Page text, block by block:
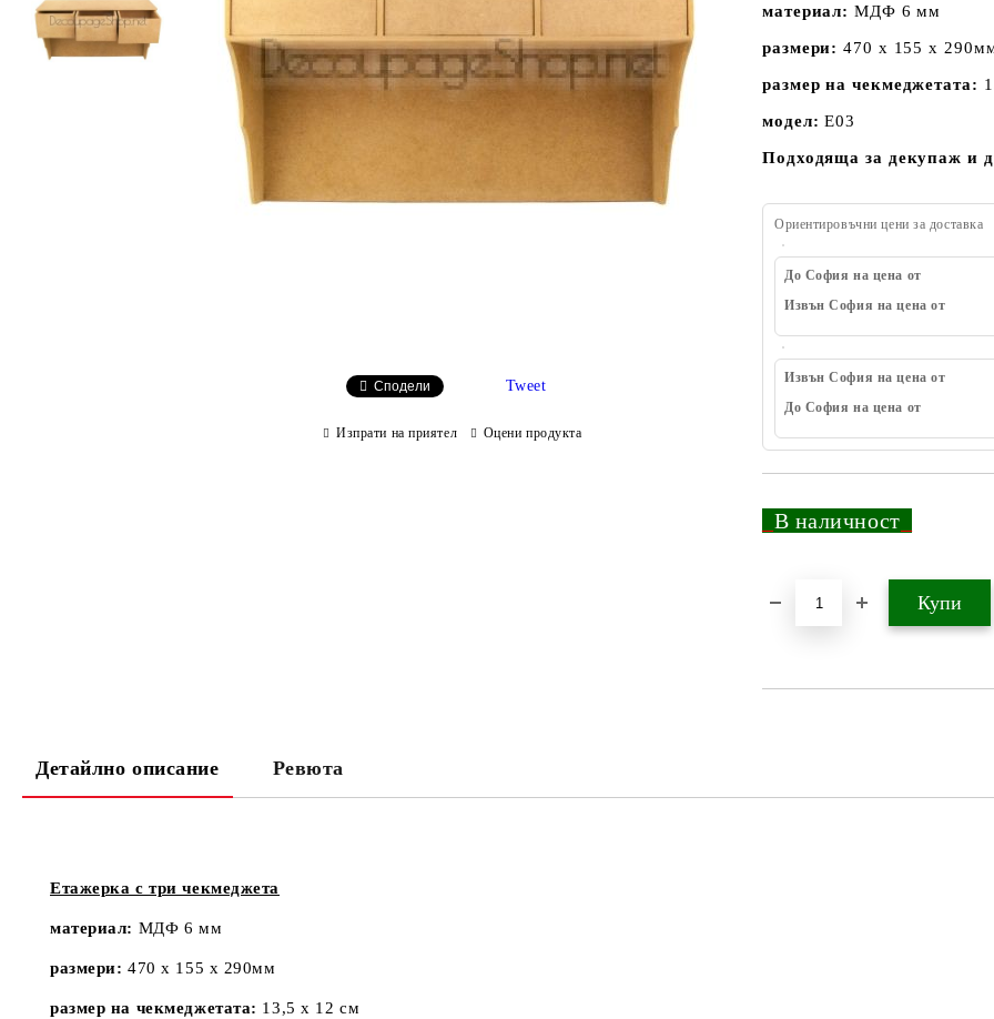
материал: МДФ 6 мм
размери: 470 х 155 х
размер на чекмеджетата:
модел: E03
Подходяща за декупаж и
Ориентировъчни цени за доставка
До София на цена от
Извън София на цена от
Извън София на цена от
До София на цена от
В наличност
Сподели Tweet
Изпрати на приятел Оцени продукта
Детайлно описание Ревюта
Етажерка с три чекмеджета
материал: МДФ 6 мм
размери: 470 х 155 х 290мм
размер на чекмеджетата: 13,5 х 12 см